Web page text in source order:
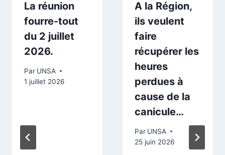
La réunion
fourre-tout
du 2 juillet
2026.
Par UNSA
1 juillet 2026
A la Région,
ils veulent
faire
récupérer les
heures
perdues à
cause de la
canicule…
Par UNSA
25 juin 2026